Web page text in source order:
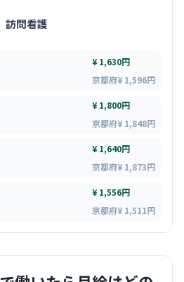
訪問看護
¥ 1,630円
京都府¥ 1,596円
¥ 1,800円
京都府¥ 1,848円
¥ 1,640円
京都府¥ 1,873円
¥ 1,556円
京都府¥ 1,511円